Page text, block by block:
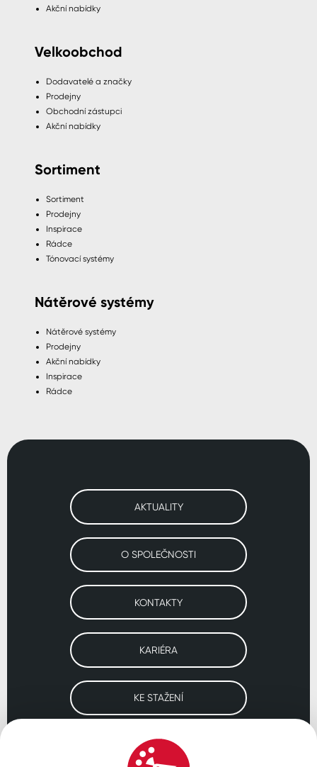
Akční nabídky
Velkoobchod
Dodavatelé a značky
Prodejny
Obchodní zástupci
Akční nabídky
Sortiment
Sortiment
Prodejny
Inspirace
Rádce
Tónovací systémy
Nátěrové systémy
Nátěrové systémy
Prodejny
Akční nabídky
Inspirace
Rádce
AKTUALITY
O SPOLEČNOSTI
KONTAKTY
KARIÉRA
KE STAŽENÍ
Navštivte naše pobočky